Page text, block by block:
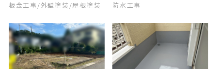
板金工事 /外壁塗装 /屋根塗装
防水工事